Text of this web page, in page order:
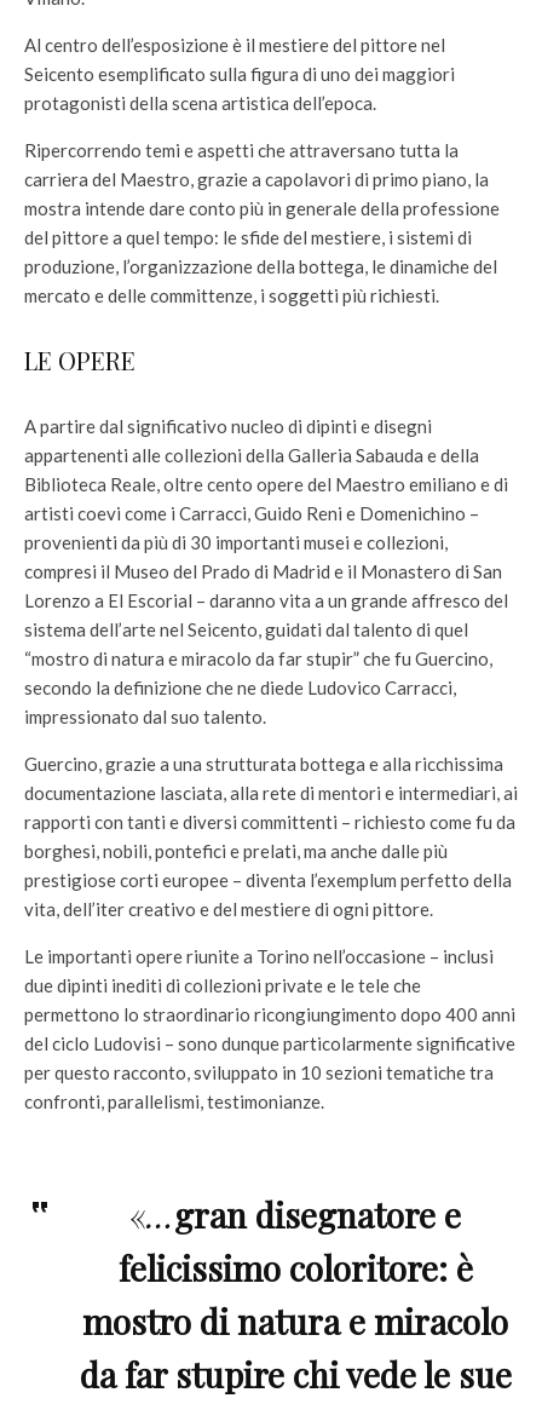
Al centro dell’esposizione è il mestiere del pittore nel
Seicento esemplificato sulla figura di uno dei maggiori
protagonisti della scena artistica dell’epoca.
Ripercorrendo temi e aspetti che attraversano tutta la
carriera del Maestro, grazie a capolavori di primo piano, la
mostra intende dare conto più in generale della professione
del pittore a quel tempo: le sfide del mestiere, i sistemi di
produzione, l’organizzazione della bottega, le dinamiche del
mercato e delle committenze, i soggetti più richiesti.
LE OPERE
A partire dal significativo nucleo di dipinti e disegni
appartenenti alle collezioni della Galleria Sabauda e della
Biblioteca Reale, oltre cento opere del Maestro emiliano e di
artisti coevi come i Carracci, Guido Reni e Domenichino –
provenienti da più di 30 importanti musei e collezioni,
compresi il Museo del Prado di Madrid e il Monastero di San
Lorenzo a El Escorial – daranno vita a un grande affresco del
sistema dell’arte nel Seicento, guidati dal talento di quel
“mostro di natura e miracolo da far stupir” che fu Guercino,
secondo la definizione che ne diede Ludovico Carracci,
impressionato dal suo talento.
Guercino, grazie a una strutturata bottega e alla ricchissima
documentazione lasciata, alla rete di mentori e intermediari, ai
rapporti con tanti e diversi committenti – richiesto come fu da
borghesi, nobili, pontefici e prelati, ma anche dalle più
prestigiose corti europee – diventa l’exemplum perfetto della
vita, dell’iter creativo e del mestiere di ogni pittore.
Le importanti opere riunite a Torino nell’occasione – inclusi
due dipinti inediti di collezioni private e le tele che
permettono lo straordinario ricongiungimento dopo 400 anni
del ciclo Ludovisi – sono dunque particolarmente significative
per questo racconto, sviluppato in 10 sezioni tematiche tra
confronti, parallelismi, testimonianze.
«…gran disegnatore e
felicissimo coloritore: è
mostro di natura e miracolo
da far stupire chi vede le sue